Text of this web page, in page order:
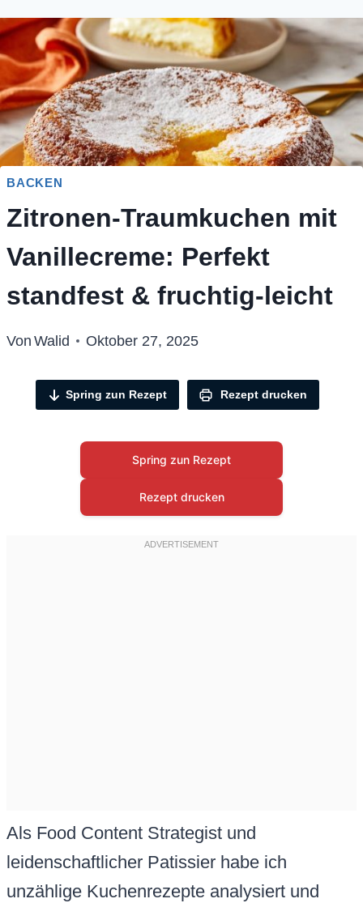
BACKEN
Zitronen-Traumkuchen mit
Vanillecreme: Perfekt
standfest & fruchtig-leicht
Von Walid Oktober 27, 2025
Spring zun Rezept Rezept drucken
Spring zun Rezept
Rezept drucken
Als Food Content Strategist und
leidenschaftlicher Patissier habe ich
unzählige Kuchenrezepte analysiert und